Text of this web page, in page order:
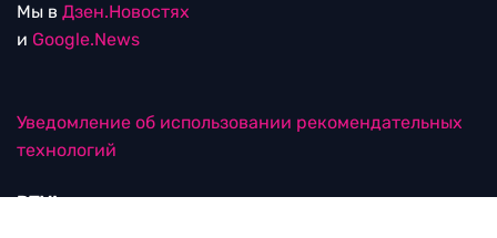
Мы в Дзен.Новостях
и Google.News
Уведомление об использовании рекомендательных
технологий
RTVI в соцсетях